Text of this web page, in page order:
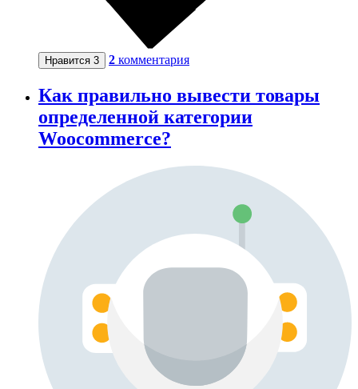
Нравится 3 2 комментария
Как правильно вывести товары
определенной категории
Woocommerce?